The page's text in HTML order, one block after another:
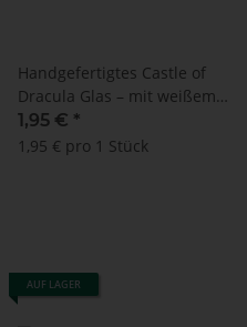
Handgefertigtes Castle of
Dracula Glas – mit weißem,
bedrucktem Castle of
Dracula® Logo
1,95 € *
1,95 € pro 1 Stück
AUF LAGER